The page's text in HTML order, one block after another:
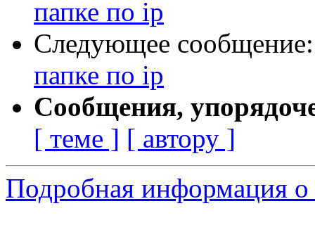
папке по ip
Следующее
папке по ip
Сообщения,
[ теме ] [ автору ]
Подробная информация